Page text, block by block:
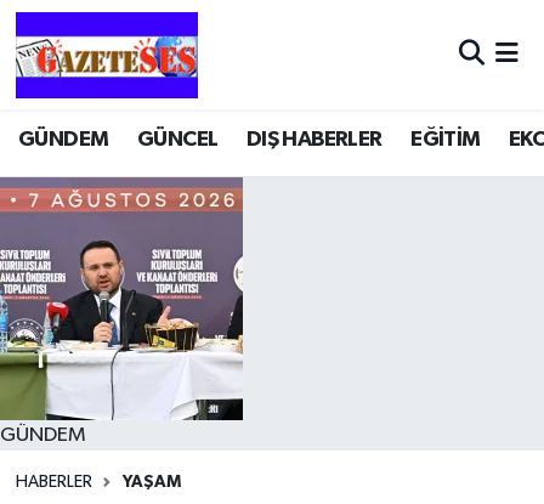
GÜNDEM GÜNCEL DIŞ HABERLER EĞİTİM
GÜNDEM
HABERLER YAŞAM